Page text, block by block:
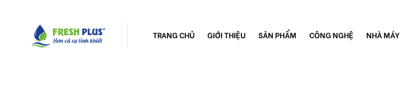
TRANG CHỦ GIỚI THIỆU SẢN PHẨM CÔNG NGHỆ NHÀ MÁY